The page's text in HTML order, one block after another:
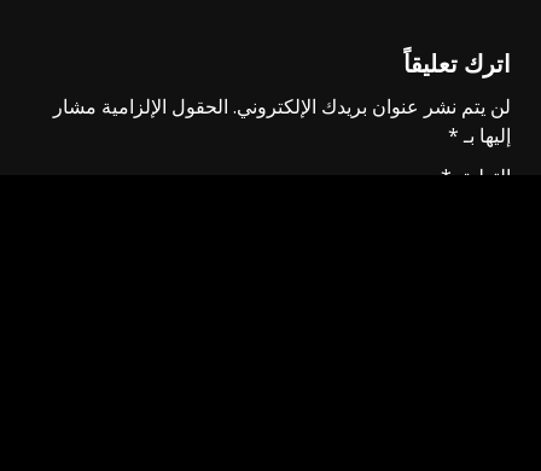
اترك تعليقاً
لن يتم نشر عنوان بريدك الإلكتروني. الحقول الإلزامية مشار
إليها بـ*
التعليق *